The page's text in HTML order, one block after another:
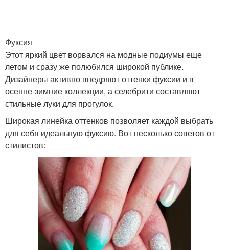
Фуксия
Этот яркий цвет ворвался на модные подиумы еще
летом и сразу же полюбился широкой публике.
Дизайнеры активно внедряют оттенки фуксии и в
осенне-зимние коллекции, а селебрити составляют
стильные луки для прогулок.
Широкая линейка оттенков позволяет каждой выбрать
для себя идеальную фуксию. Вот несколько советов от
стилистов: